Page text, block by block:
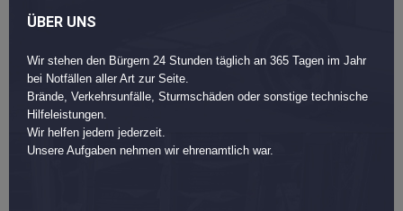
ÜBER UNS
Wir stehen den Bürgern 24 Stunden täglich an 365 Tagen im Jahr
bei Notfällen aller Art zur Seite.
Brände, Verkehrsunfälle, Sturmschäden oder sonstige technische
Hilfeleistungen.
Wir helfen jedem jederzeit.
Unsere Aufgaben nehmen wir ehrenamtlich war.